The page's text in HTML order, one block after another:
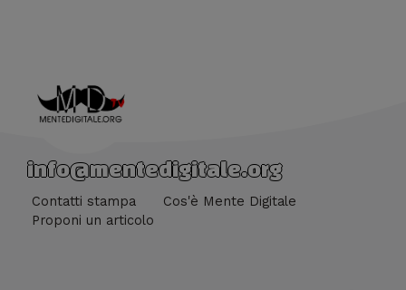
info@mentedigitale.org
Contatti stampa
Cos'è Mente Digitale
Proponi un articolo